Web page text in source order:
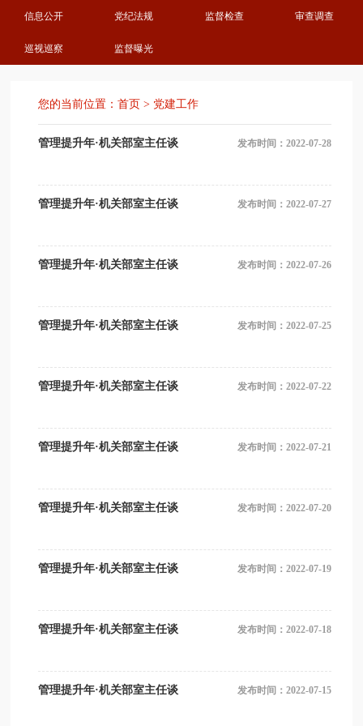
信息公开 党纪法规 监督检查 审查调查
巡视巡察 监督曝光
您的当前位置： 首页 > 党建工作
管理提升年·机关部室主任谈 发布时间：2022-07-28
管理提升年·机关部室主任谈 发布时间：2022-07-27
管理提升年·机关部室主任谈 发布时间：2022-07-26
管理提升年·机关部室主任谈 发布时间：2022-07-25
管理提升年·机关部室主任谈 发布时间：2022-07-22
管理提升年·机关部室主任谈 发布时间：2022-07-21
管理提升年·机关部室主任谈 发布时间：2022-07-20
管理提升年·机关部室主任谈 发布时间：2022-07-19
管理提升年·机关部室主任谈 发布时间：2022-07-18
管理提升年·机关部室主任谈 发布时间：2022-07-15